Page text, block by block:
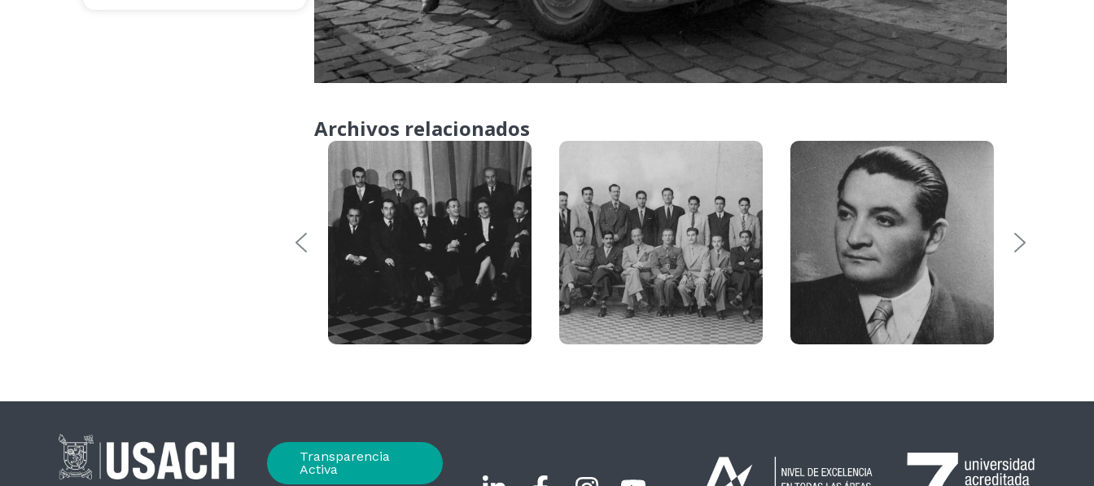
Archivos relacionados
Transparencia
Activa